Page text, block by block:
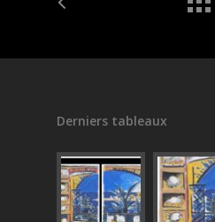
Derniers tableaux